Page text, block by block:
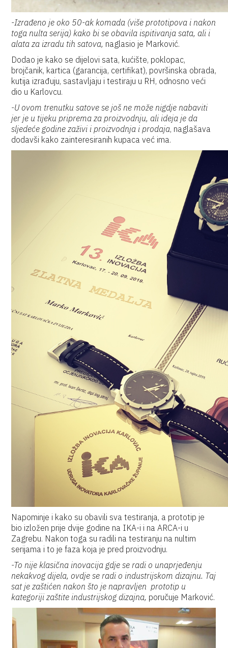
-Izrađeno je oko 50-ak komada (više prototipova i nakon
toga nulta serija) kako bi se obavila ispitivanja sata, ali i
alata za izradu tih satova, naglasio je Marković.
Dodao je kako se dijelovi sata, kućište, poklopac,
brojčanik, kartica (garancija, certifikat), površinska obrada,
kutija izrađuju, sastavljaju i testiraju u RH, odnosno veći
dio u Karlovcu.
-U ovom trenutku satove se još ne može nigdje nabaviti
jer je u tijeku priprema za proizvodnju, ali ideja je da
sljedeće godine zaživi i proizvodnja i prodaja, naglašava
dodavši kako zainteresiranih kupaca već ima.
Napominje i kako su obavili sva testiranja, a prototip je
bio izložen prije dvije godine na IKA-i i na ARCA-i u
Zagrebu. Nakon toga su radili na testiranju na nultim
serijama i to je faza koja je pred proizvodnju.
-To nije klasična inovacija gdje se radi o unaprjeđenju
nekakvog dijela, ovdje se radi o industrijskom dizajnu. Taj
sat je zaštićen nakon što je napravljen prototip u
kategoriji zaštite industrijskog dizajna, poručuje Marković.